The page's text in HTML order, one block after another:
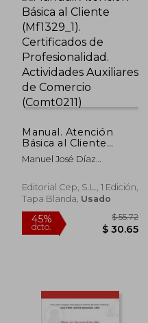
$ 188.78
Manual. Atención
Básica al Cliente
(Mf1329_1).
Certificados de
Actividades Auxiliares
de Comercio
Manuel José Díaz
Editorial Cep, S.L., 1 Edición,
Tapa Blanda, Usado